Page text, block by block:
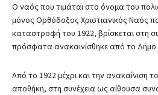
Ο ναός που τιμάται στο όνομα του
μόνος Ορθόδοξος Χριστιανικός Ναός
καταστροφή του 1922, βρίσκεται στη
πρόσφατα ανακαινίσθηκε από το Δήμο
Από το 1922 μέχρι και την ανακαίνιση
αποθήκη, στη συνέχεια ως αίθουσα